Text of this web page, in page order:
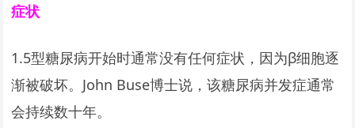
症状
1.5型糖尿病开始时通常没有任何症状，因为β细胞逐
渐被破坏。John Buse博士说，该糖尿病并发症通常
会持续数十年。